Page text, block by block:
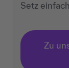
Setz
Zu